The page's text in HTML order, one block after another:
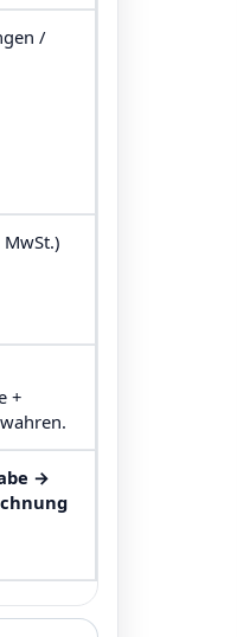
/
+
→